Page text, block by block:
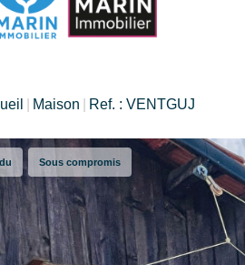
Maison Ref. : VENTGUJ
Sous compromis